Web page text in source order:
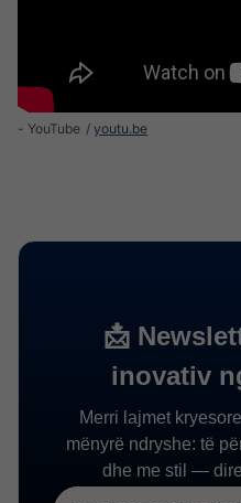
- YouTube youtu.be